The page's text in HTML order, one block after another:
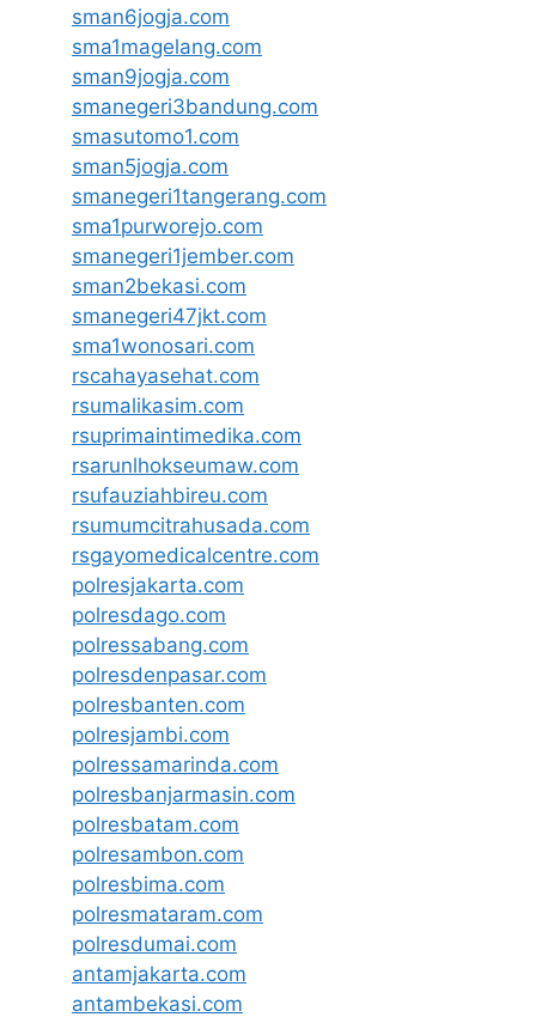
sman6jogja.com
sma1magelang.com
sman9jogja.com
smanegeri3bandung.com
smasutomo1.com
sman5jogja.com
smanegeri1tangerang.com
sma1purworejo.com
smanegeri1jember.com
sman2bekasi.com
smanegeri47jkt.com
sma1wonosari.com
rscahayasehat.com
rsumalikasim.com
rsuprimaintimedika.com
rsarunlhokseumaw.com
rsufauziahbireu.com
rsumumcitrahusada.com
rsgayomedicalcentre.com
polresjakarta.com
polresdago.com
polressabang.com
polresdenpasar.com
polresbanten.com
polresjambi.com
polressamarinda.com
polresbanjarmasin.com
polresbatam.com
polresambon.com
polresbima.com
polresmataram.com
polresdumai.com
antamjakarta.com
antambekasi.com